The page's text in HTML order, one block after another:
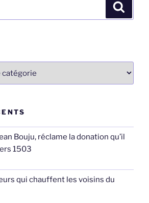
Bouju, réclame la donation qu’il
1503
qui chauffent les voisins du